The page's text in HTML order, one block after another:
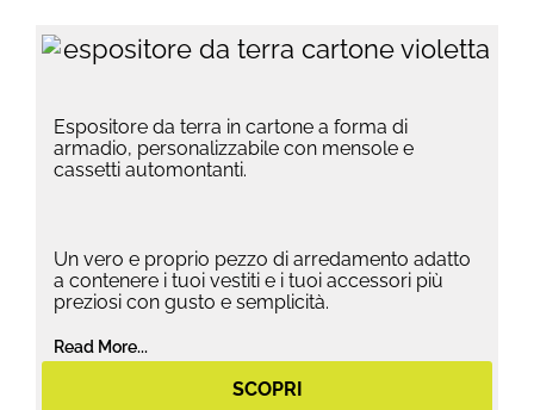
Espositore da terra in cartone a forma di
armadio, personalizzabile con mensole e
cassetti automontanti.
Un vero e proprio pezzo di arredamento adatto
a contenere i tuoi vestiti e i tuoi accessori più
preziosi con gusto e semplicità.
Read More...
SCOPRI